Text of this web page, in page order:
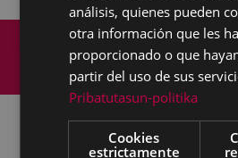
Mapa del Sitio
Política de cookies
análisis, quienes pueden
otra información que les
proporcionado o que
partir del uso de sus
Pribatutasun-politika
Cookies
estrictamente